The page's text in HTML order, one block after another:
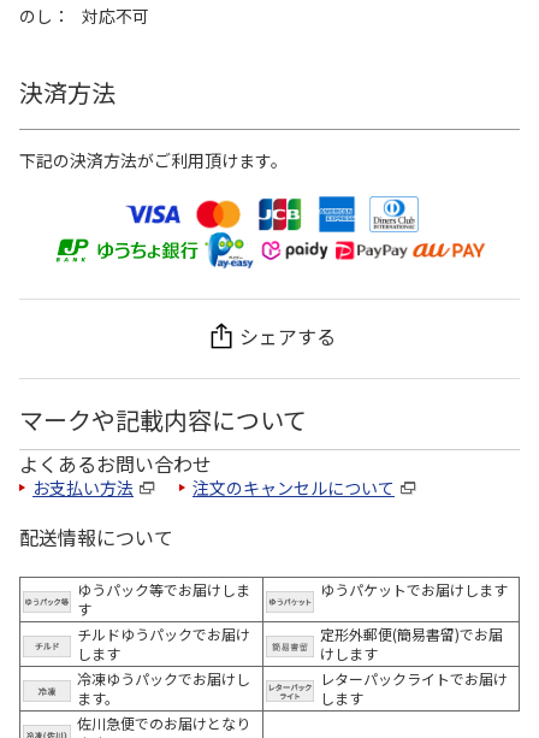
のし
対応不可
決済方法
下記の決済方法がご利用頂けます。
シェアする
マークや記載内容について
よくあるお問い合わせ
お支払い方法 注文のキャンセルについて
配送情報について
ゆうパック等でお届けしま
す
ゆうパケットでお届けします
チルドゆうパックでお届け
します
定形外郵便(簡易書留)でお届
けします
冷凍ゆうパックでお届けし
ます。
レターパックライトでお届け
します
佐川急便でのお届けとなり